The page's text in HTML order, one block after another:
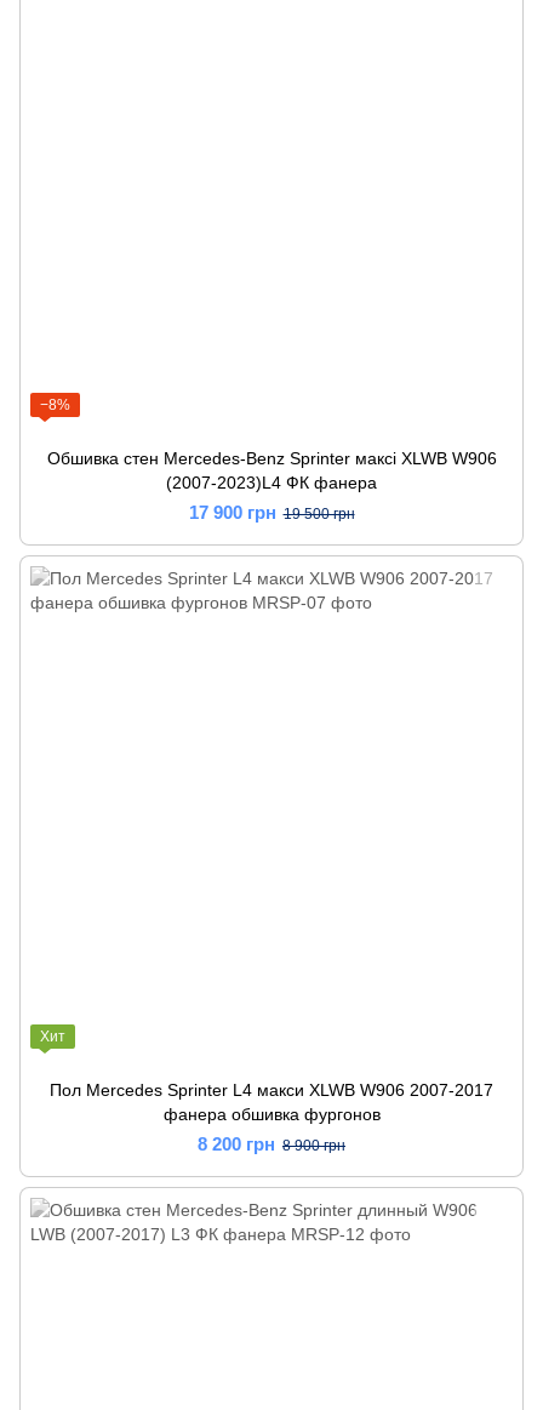
−8%
Обшивка стен Mercedes-Benz Sprinter максі XLWB W906
(2007-2023)L4 ФК фанера
17 900 грн 19 500 грн
Хит
Пол Mercedes Sprinter L4 макси XLWB W906 2007-2017
фанера обшивка фургонов
8 200 грн 8 900 грн